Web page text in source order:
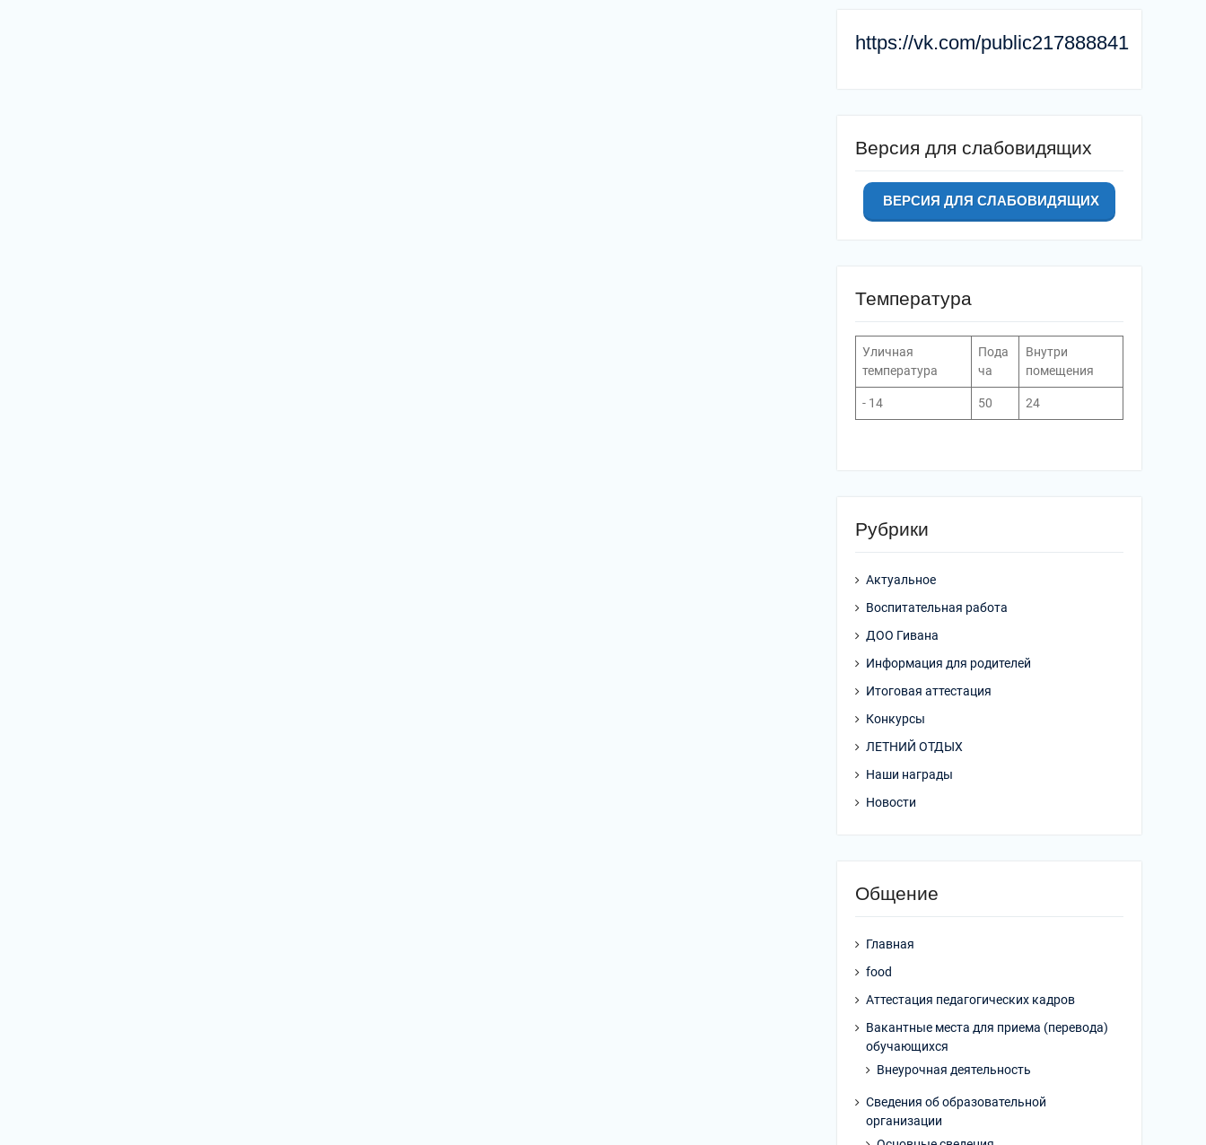
https://vk.com/public217888841
Версия для слабовидящих
ВЕРСИЯ ДЛЯ СЛАБОВИДЯЩИХ
Температура
Уличная
температура
Пода
ча
Внутри
помещения
- 14 50 24
Рубрики
Актуальное
Воспитательная работа
ДОО Гивана
Информация для родителей
Итоговая аттестация
Конкурсы
ЛЕТНИЙ ОТДЫХ
Наши награды
Новости
Общение
Главная
food
Аттестация педагогических кадров
Вакантные места для приема (перевода)
обучающихся
Внеурочная деятельность
Сведения об образовательной
организации